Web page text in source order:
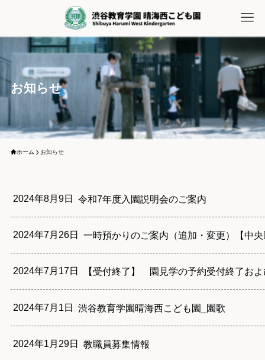
お知らせ
ホーム お知らせ
2024年8月9日 令和7年度入園説明会のご案内
2024年7月26日 一時預かりのご案内（追加・変更）【中
2024年7月17日 【受付終了】 園見学の予約受付終了お
2024年7月1日 渋谷教育学園晴海西こども園_園歌
2024年1月29日 教職員募集情報